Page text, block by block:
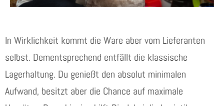
In Wirklichkeit kommt die Ware aber vom Lieferanten
selbst. Dementsprechend entfällt die klassische
Lagerhaltung. Du genießt den absolut minimalen
Aufwand, besitzt aber die Chance auf maximale